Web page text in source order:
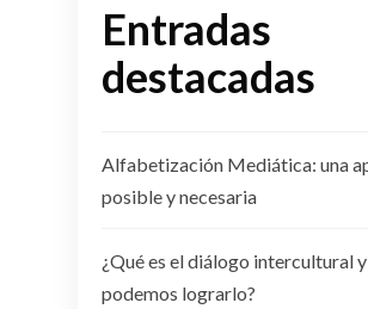
Entradas
destacadas
Alfabetización Mediática: una
posible y necesaria
¿Qué es el diálogo intercultural
podemos lograrlo?